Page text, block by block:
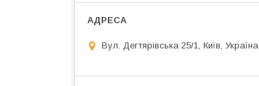
Вул. Дегтярівська 25/1, Київ, Україна